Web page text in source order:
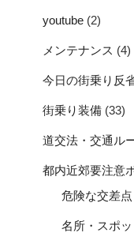
youtube (2)
メンテナンス (4)
今日の街乗り反
街乗り装備 (33)
道交法・交通ル
都内近郊要注意
危険な交差点
名所・スポッ